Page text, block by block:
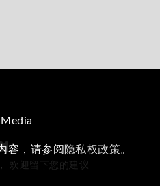
欢迎留下您的建议
容，请参阅 隐私权政策。